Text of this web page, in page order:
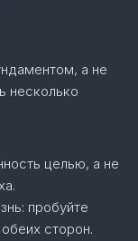
а не
несколько
целью, а не
пробуйте
сторон.